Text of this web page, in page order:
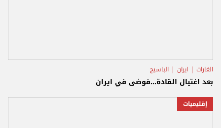
الغارات ايران الباسيج
بعد اغتيال القادة...فوضى في ايران
إقليميات